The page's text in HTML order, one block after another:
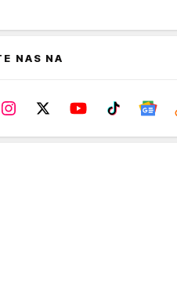
NAS NA